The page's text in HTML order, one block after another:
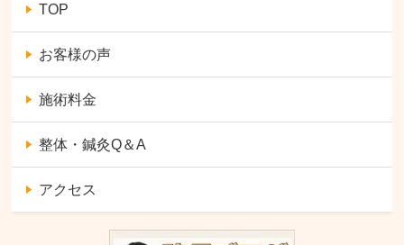
TOP
お客様の声
施術料金
整体・鍼灸Q＆A
アクセス